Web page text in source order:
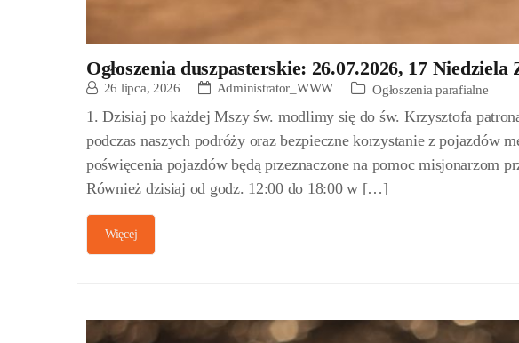
Ogłoszenia duszpasterskie: 26.07.2026, 17 Niedziela
26 lipca, 2026 Administrator_WWW Ogłoszenia parafialne
1. Dzisiaj po każdej Mszy św. modlimy się do św. Krzysztofa
podczas naszych podróży oraz bezpieczne korzystanie z pojazdów
poświęcenia pojazdów będą przeznaczone na pomoc misjonarzom
Również dzisiaj od godz. 12:00 do 18:00 w […]
Więcej